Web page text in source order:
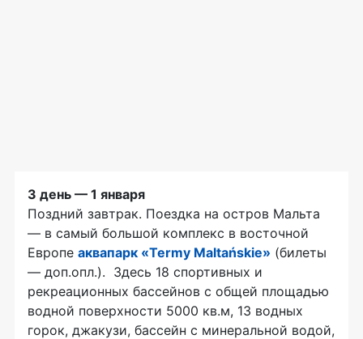
3 день — 1 января
Поздний завтрак. Поездка на остров Мальта
— в самый большой комплекс в восточной
Европе аквапарк «Termy Maltańskie» (билеты
— доп.опл.). Здесь 18 спортивных и
рекреационных бассейнов с общей площадью
водной поверхности 5000 кв.м, 13 водных
горок, джакузи, бассейн с минеральной водой,